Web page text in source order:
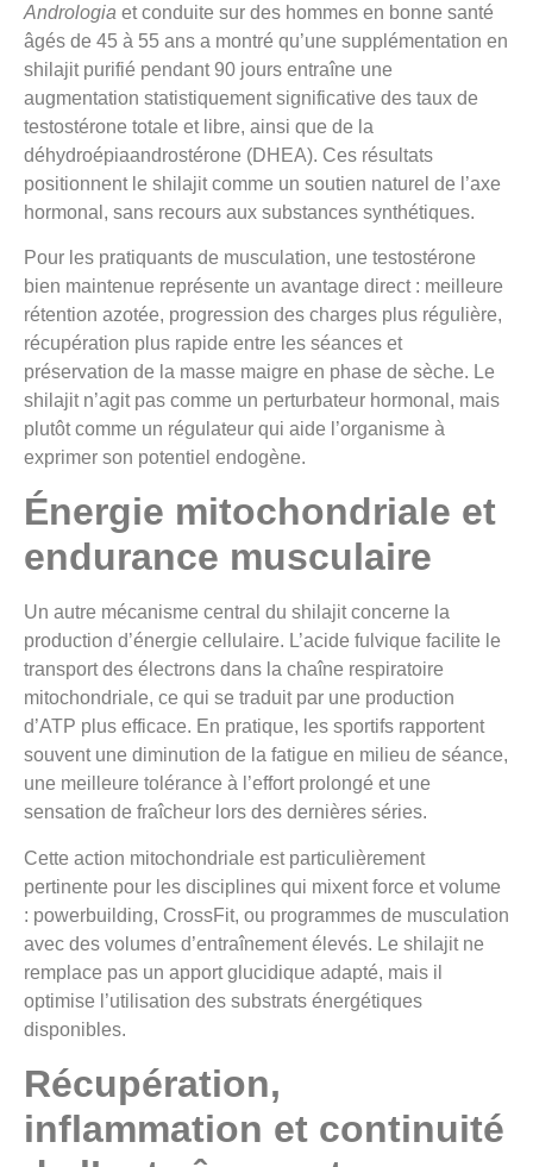
Andrologia et conduite sur des hommes en bonne santé
âgés de 45 à 55 ans a montré qu’une supplémentation en
shilajit purifié pendant 90 jours entraîne une
augmentation statistiquement significative des taux de
testostérone totale et libre, ainsi que de la
déhydroépiaandrostérone (DHEA). Ces résultats
positionnent le shilajit comme un soutien naturel de l’axe
hormonal, sans recours aux substances synthétiques.
Pour les pratiquants de musculation, une testostérone
bien maintenue représente un avantage direct : meilleure
rétention azotée, progression des charges plus régulière,
récupération plus rapide entre les séances et
préservation de la masse maigre en phase de sèche. Le
shilajit n’agit pas comme un perturbateur hormonal, mais
plutôt comme un régulateur qui aide l’organisme à
exprimer son potentiel endogène.
Énergie mitochondriale et
endurance musculaire
Un autre mécanisme central du shilajit concerne la
production d’énergie cellulaire. L’acide fulvique facilite le
transport des électrons dans la chaîne respiratoire
mitochondriale, ce qui se traduit par une production
d’ATP plus efficace. En pratique, les sportifs rapportent
souvent une diminution de la fatigue en milieu de séance,
une meilleure tolérance à l’effort prolongé et une
sensation de fraîcheur lors des dernières séries.
Cette action mitochondriale est particulièrement
pertinente pour les disciplines qui mixent force et volume
: powerbuilding, CrossFit, ou programmes de musculation
avec des volumes d’entraînement élevés. Le shilajit ne
remplace pas un apport glucidique adapté, mais il
optimise l’utilisation des substrats énergétiques
disponibles.
Récupération,
inflammation et continuité